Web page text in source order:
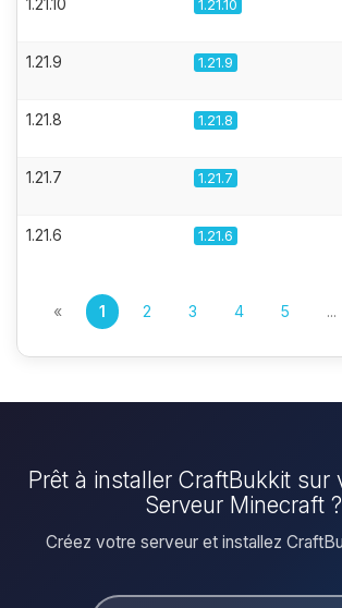
1.21.10 1.21.10
1.21.9 1.21.9
1.21.8 1.21.8
1.21.7 1.21.7
1.21.6 1.21.6
« 1 2 3 4 5 ...
Prêt à installer CraftBukkit sur
Serveur Minecraft ?
Créez votre serveur et installez